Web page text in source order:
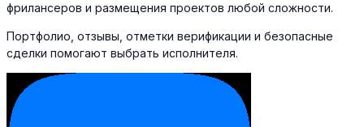
фрилансеров и размещения проектов любой сложности.
Портфолио, отзывы, отметки верификации и безопасные
сделки помогают выбрать исполнителя.